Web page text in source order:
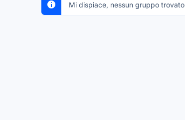
Mi dispiace, nessun gruppo trovato